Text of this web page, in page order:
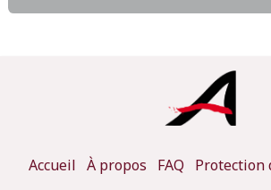
Accueil À propos FAQ Protection